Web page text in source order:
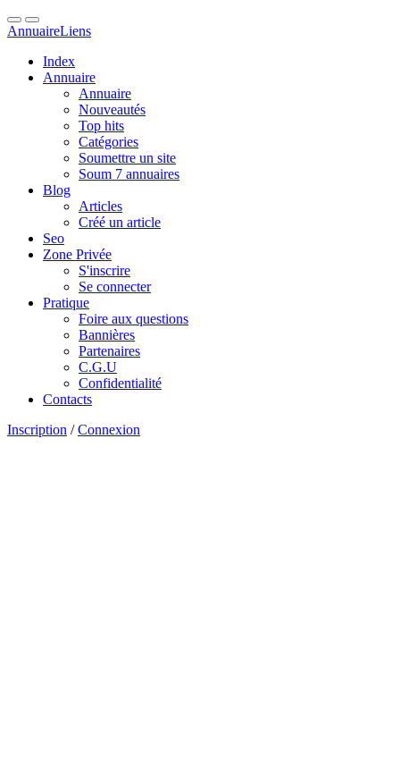
AnnuaireLiens
Index
Annuaire
Annuaire
Nouveautés
Top hits
Catégories
Soumettre un site
Soum 7 annuaires
Blog
Articles
Créé un article
Seo
Zone Privée
S'inscrire
Se connecter
Pratique
Foire aux questions
Bannières
Partenaires
C.G.U
Confidentialité
Contacts
Inscription /Connexion